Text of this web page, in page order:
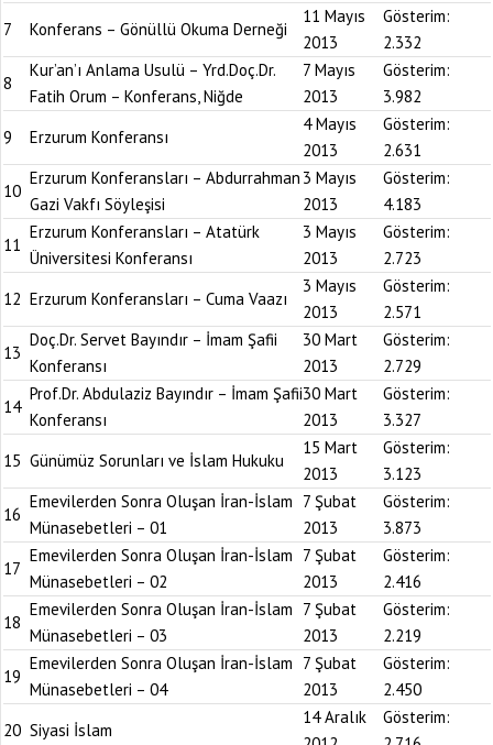
7
Konferans – Gönüllü Okuma Derneği
11 Mayıs
2013
Gösterim:
2.332
8
Kur’an’ı Anlama Usulü – Yrd.Doç.Dr.
Fatih Orum – Konferans, Niğde
7 Mayıs
2013
Gösterim:
3.982
9
Erzurum Konferansı
4 Mayıs
2013
Gösterim:
2.631
10
Erzurum Konferansları – Abdurrahman
Gazi Vakfı Söyleşisi
3 Mayıs
2013
Gösterim:
4.183
11
Erzurum Konferansları – Atatürk
Üniversitesi Konferansı
3 Mayıs
2013
Gösterim:
2.723
12 Erzurum Konferansları – Cuma Vaazı
3 Mayıs
2013
Gösterim:
2.571
13
Doç.Dr. Servet Bayındır – İmam Şafii
Konferansı
30 Mart
2013
Gösterim:
2.729
14
Prof.Dr. Abdulaziz Bayındır – İmam Şafii
Konferansı
30 Mart
2013
Gösterim:
3.327
15 Günümüz Sorunları ve İslam Hukuku
15 Mart
2013
Gösterim:
3.123
16
Emevilerden Sonra Oluşan İran-İslam
Münasebetleri – 01
7 Şubat
2013
Gösterim:
3.873
17
Emevilerden Sonra Oluşan İran-İslam
Münasebetleri – 02
7 Şubat
2013
Gösterim:
2.416
18
Emevilerden Sonra Oluşan İran-İslam
Münasebetleri – 03
7 Şubat
2013
Gösterim:
2.219
19
Emevilerden Sonra Oluşan İran-İslam
Münasebetleri – 04
7 Şubat
2013
Gösterim:
2.450
20 Siyasi İslam
14 Aralık
Gösterim: